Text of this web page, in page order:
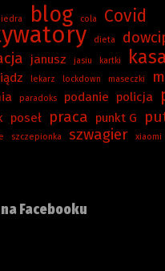
blog cola Covid
dieta
janusz jasiu kartki
lekarz lockdown maseczki
paradoks podanie policja
poseł praca punkt G
szczepionka szwagier xiaomi
Facebooku